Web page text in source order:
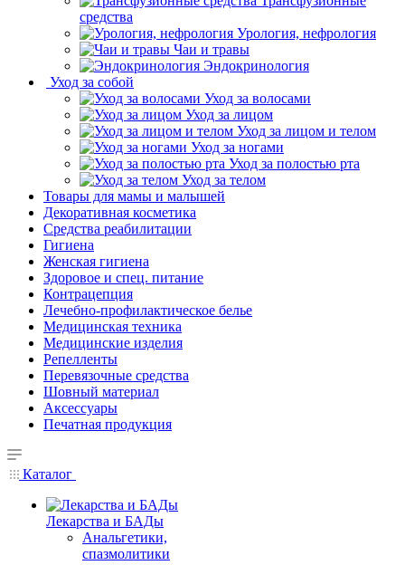
средства
Урология, нефрология
Чаи и травы
Эндокринология
Уход за собой
Уход за волосами
Уход за лицом
Уход за лицом и телом
Уход за ногами
Уход за полостью рта
Уход за телом
Товары для мамы и малышей
Декоративная косметика
Средства реабилитации
Гигиена
Женская гигиена
Здоровое и спец. питание
Контрацепция
Лечебно-профилактическое белье
Медицинская техника
Медицинские изделия
Репелленты
Перевязочные средства
Шовный материал
Аксессуары
Печатная продукция
Каталог
Лекарства и БАДы
Анальгетики,
спазмолитики